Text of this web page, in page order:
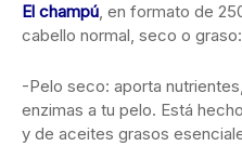
El champú, en formato de
cabello normal, seco o graso:
-Pelo seco: aporta
enzimas a tu pelo. Está
y de aceites grasos